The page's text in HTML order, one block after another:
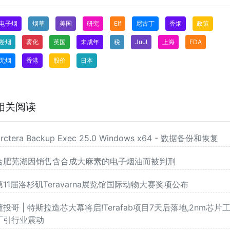
子烟 烟草 美国 研究 Elf 尼古丁 香烟 政策
烟 雾化 英国 未成年 税 Juul 上海 FDA
烟 香港 股价 日本
关阅读
Backup Exec 25.0 Windows x64 - 数据备份和恢复
肥芜湖因销售含合成大麻素的电子烟油而被判刑
11届洛杉矶Teravarna展览馆国际动物大赛奖项公布
投哥 | 特斯拉造芯大幕将启!Terafab项目7天后落地,2nm芯片
引行业震动